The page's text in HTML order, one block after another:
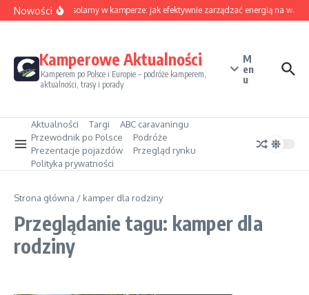
Przejdź do treści
NowościSezon solarny w kamperze: jak efektywnie zarządzać energią na
Kamperowe Aktualności
Kamperem po Polsce i Europie – podróże kamperem,
aktualności, trasy i porady
M
en
u
Aktualności Targi
ABC caravaningu
Przewodnik po Polsce
Podróże
Prezentacje pojazdów
Przegląd rynku
Polityka prywatności
Strona główna / kamper dla rodziny
Przeglądanie tagu: kamper dla
rodziny